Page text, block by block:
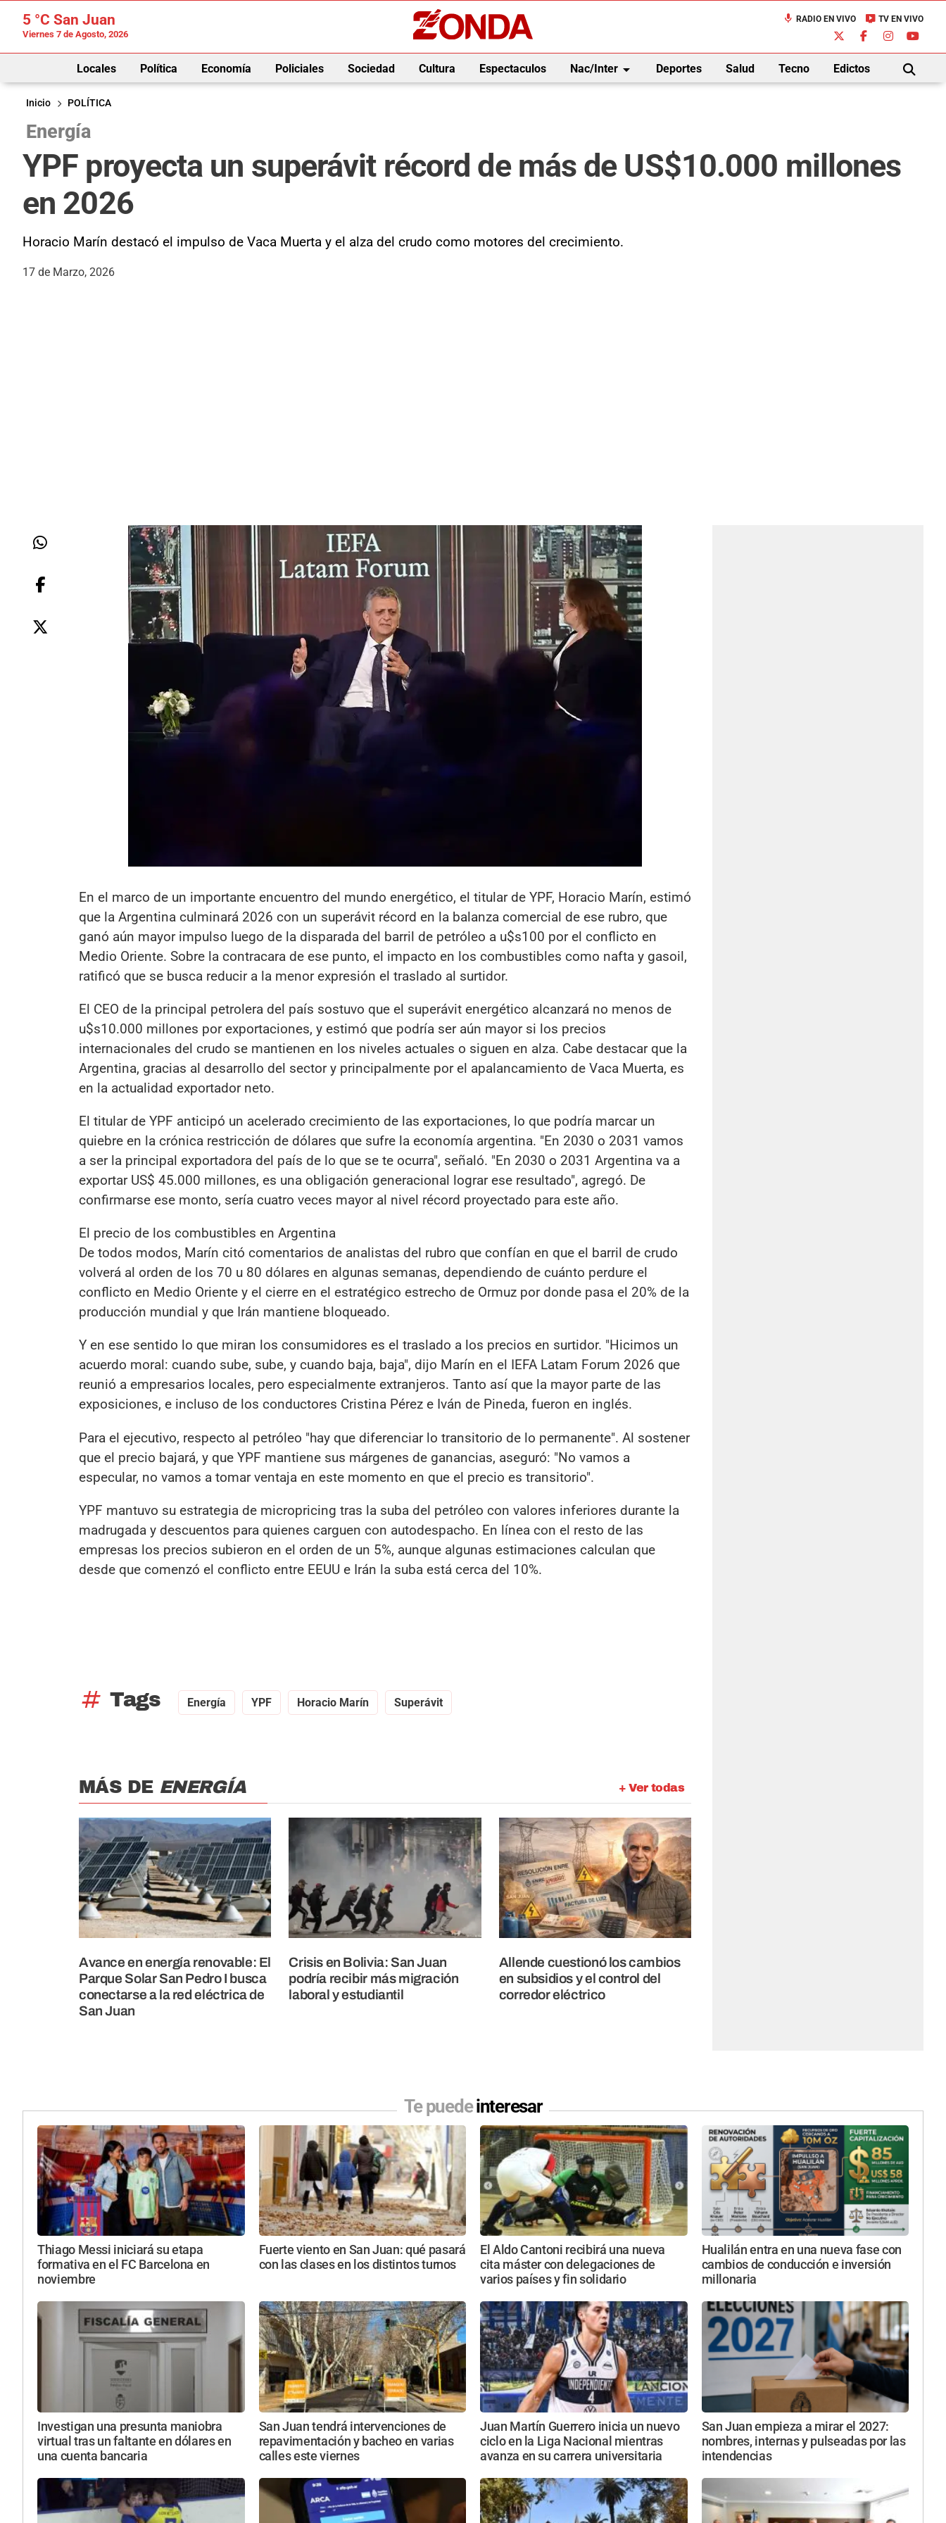
5 °C San Juan
Viernes 7 de Agosto, 2026
mic RADIO EN VIVO live_tv TV EN VIVO
Locales Política Economía Policiales Sociedad Cultura Espectaculos Nac/Interarrow_drop_down Deportes Salud Tecno Edictos
BUSCAR
Inicio
POLÍTICA
Energía
YPF proyecta un superávit récord de más de US$10.000 millones
en 2026
Horacio Marín destacó el impulso de Vaca Muerta y el alza del crudo como motores del crecimiento.
17 de Marzo, 2026
En el marco de un importante encuentro del mundo energético, el titular de YPF, Horacio Marín, estimó
que la Argentina culminará 2026 con un superávit récord en la balanza comercial de ese rubro, que
ganó aún mayor impulso luego de la disparada del barril de petróleo a u$s100 por el conflicto en
Medio Oriente. Sobre la contracara de ese punto, el impacto en los combustibles como nafta y gasoil,
ratificó que se busca reducir a la menor expresión el traslado al surtidor.
El CEO de la principal petrolera del país sostuvo que el superávit energético alcanzará no menos de
u$s10.000 millones por exportaciones, y estimó que podría ser aún mayor si los precios
internacionales del crudo se mantienen en los niveles actuales o siguen en alza. Cabe destacar que la
Argentina, gracias al desarrollo del sector y principalmente por el apalancamiento de Vaca Muerta, es
en la actualidad exportador neto.
El titular de YPF anticipó un acelerado crecimiento de las exportaciones, lo que podría marcar un
quiebre en la crónica restricción de dólares que sufre la economía argentina. "En 2030 o 2031 vamos
a ser la principal exportadora del país de lo que se te ocurra", señaló. "En 2030 o 2031 Argentina va a
exportar US$ 45.000 millones, es una obligación generacional lograr ese resultado", agregó. De
confirmarse ese monto, sería cuatro veces mayor al nivel récord proyectado para este año.
El precio de los combustibles en Argentina
De todos modos, Marín citó comentarios de analistas del rubro que confían en que el barril de crudo
volverá al orden de los 70 u 80 dólares en algunas semanas, dependiendo de cuánto perdure el
conflicto en Medio Oriente y el cierre en el estratégico estrecho de Ormuz por donde pasa el 20% de la
producción mundial y que Irán mantiene bloqueado.
Y en ese sentido lo que miran los consumidores es el traslado a los precios en surtidor. "Hicimos un
acuerdo moral: cuando sube, sube, y cuando baja, baja", dijo Marín en el IEFA Latam Forum 2026 que
reunió a empresarios locales, pero especialmente extranjeros. Tanto así que la mayor parte de las
exposiciones, e incluso de los conductores Cristina Pérez e Iván de Pineda, fueron en inglés.
Para el ejecutivo, respecto al petróleo "hay que diferenciar lo transitorio de lo permanente". Al sostener
que el precio bajará, y que YPF mantiene sus márgenes de ganancias, aseguró: "No vamos a
especular, no vamos a tomar ventaja en este momento en que el precio es transitorio".
YPF mantuvo su estrategia de micropricing tras la suba del petróleo con valores inferiores durante la
madrugada y descuentos para quienes carguen con autodespacho. En línea con el resto de las
empresas los precios subieron en el orden de un 5%, aunque algunas estimaciones calculan que
desde que comenzó el conflicto entre EEUU e Irán la suba está cerca del 10%.
tag Tags Energía YPF Horacio Marín Superávit
+ Ver todas
MÁS DE ENERGÍA
Avance en energía renovable: El
Parque Solar San Pedro I busca
conectarse a la red eléctrica de
San Juan
Crisis en Bolivia: San Juan
podría recibir más migración
laboral y estudiantil
Allende cuestionó los cambios
en subsidios y el control del
corredor eléctrico
Te puedeinteresar
Thiago Messi iniciará su etapa
formativa en el FC Barcelona en
noviembre
Fuerte viento en San Juan: qué pasará
con las clases en los distintos turnos
El Aldo Cantoni recibirá una nueva
cita máster con delegaciones de
varios países y fin solidario
Hualilán entra en una nueva fase con
cambios de conducción e inversión
millonaria
Investigan una presunta maniobra
virtual tras un faltante en dólares en
una cuenta bancaria
San Juan tendrá intervenciones de
repavimentación y bacheo en varias
calles este viernes
Juan Martín Guerrero inicia un nuevo
ciclo en la Liga Nacional mientras
avanza en su carrera universitaria
San Juan empieza a mirar el 2027:
nombres, internas y pulseadas por las
intendencias